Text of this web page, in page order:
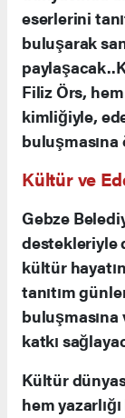
eserlerini
buluşarak
paylaşacak..
Filiz Örs,
kimliğiyle,
Kültür ve
Gebze
destekleriyle
kültür
tanıtım
katkı
Kültür
hem